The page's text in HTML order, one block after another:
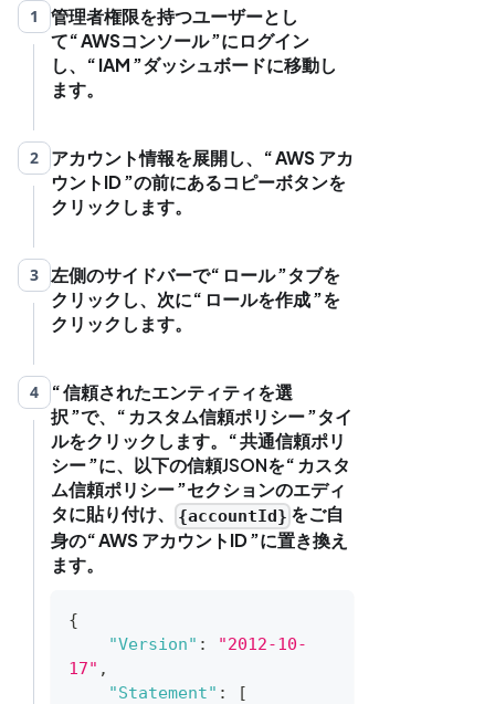
1
管理者権限を持つユーザーとし
て AWSコンソール にログイン
し、
IAM
ダッシュボードに移動し
ます。
2 アカウント情報を展開し、
AWS アカ
ウントID の前にあるコピーボタンを
クリックします。
3 左側のサイドバーで ロール タブを
クリックし、次に
ロールを作成 を
クリックします。
4
信頼されたエンティティを選
択 で、 カスタム信頼ポリシー タイ
ルをクリックします。
共通信頼ポリ
シー に、以下の信頼JSONを
カスタ
ム信頼ポリシー セクションのエディ
タに貼り付け、
{accountId} をご自
身の AWS アカウントID に置き換え
ます。
{
"Version" :
"2012-10-
17" ,
"Statement" :
[